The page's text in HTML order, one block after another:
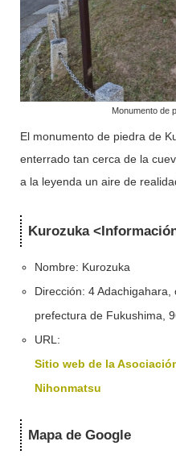
Monumento de
El monumento de piedra de
enterrado tan cerca de la
a la leyenda un aire de
Kurozuka
Nombre: Kurozuka
Dirección: 4 Adachigahara,
prefectura de Fukushima,
URL:
Sitio web de la
Nihonmatsu
Mapa de Google